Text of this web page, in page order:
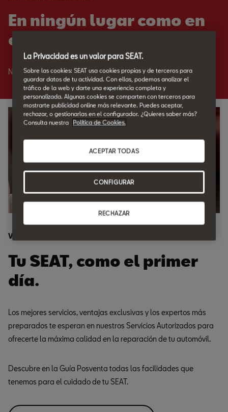
En ningún lugar como en
casa.
Nadie como SEAT para cuidar de tu SEAT.
Ventajas
Tu SEAT, como el primer
día.
Los mejores servicios, ventajas exclusivas y los expertos más
preparados te esperan en nuestros Servicios Autorizados para
ofrecerte la máxima calidad en la reparación de tu automóvil.
Descubre en la Guía Posventa todas las facilidades que
tenemos para el cuidado de tu SEAT.
La Privacidad es un valor para SEAT.
Sobre las cookies: SEAT usa cookies propias y de terceros para
guardar datos de tu actividad. Con ellas, podemos analizar el
tráfico de la web y darte una experiencia completa y
personalizada. Algunas cookies se comparten con terceros para
mostrarte publicidad online más relevante. Puedes aceptar,
rechazar, o gestionarlas en el configurador. ¿Quieres saber más?
Consulta nuestra
Política de Cookies.
RECHAZAR
ACEPTAR TODAS
CONFIGURAR